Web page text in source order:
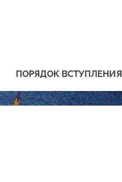
ПОРЯДОК ВСТУПЛЕНИЯ